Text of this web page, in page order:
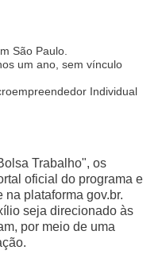
São Paulo.
um ano, sem vínculo
Individual
Trabalho", os
oficial do programa e
plataforma gov.br.
seja direcionado às
por meio de uma